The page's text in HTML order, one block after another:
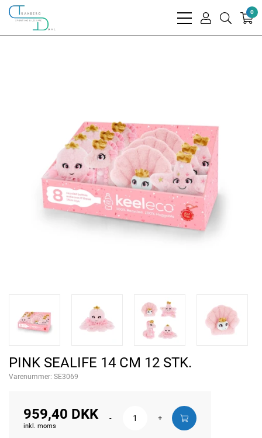
bars
user
search
0
PINK SEALIFE 14 CM 12 STK.
Varenummer: SE3069
959,40 DKK
inkl. moms
- +